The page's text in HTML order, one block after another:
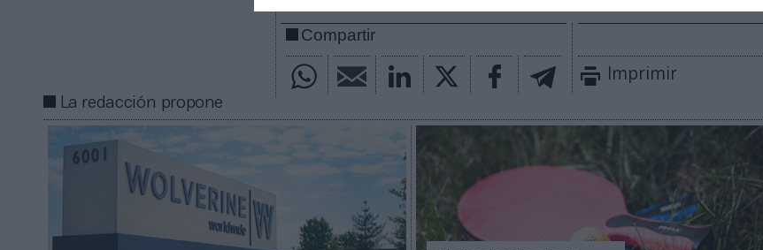
Compartir
Imprimir
La redacción propone